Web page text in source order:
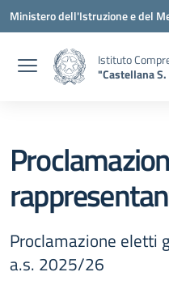
Vai ai contenuti
Vai al menu di navigazione
Vai al footer
Ministero dell'Istruzione e del
Istituto
"Castellana
Proclamazione eletti
a.s. 2025/26